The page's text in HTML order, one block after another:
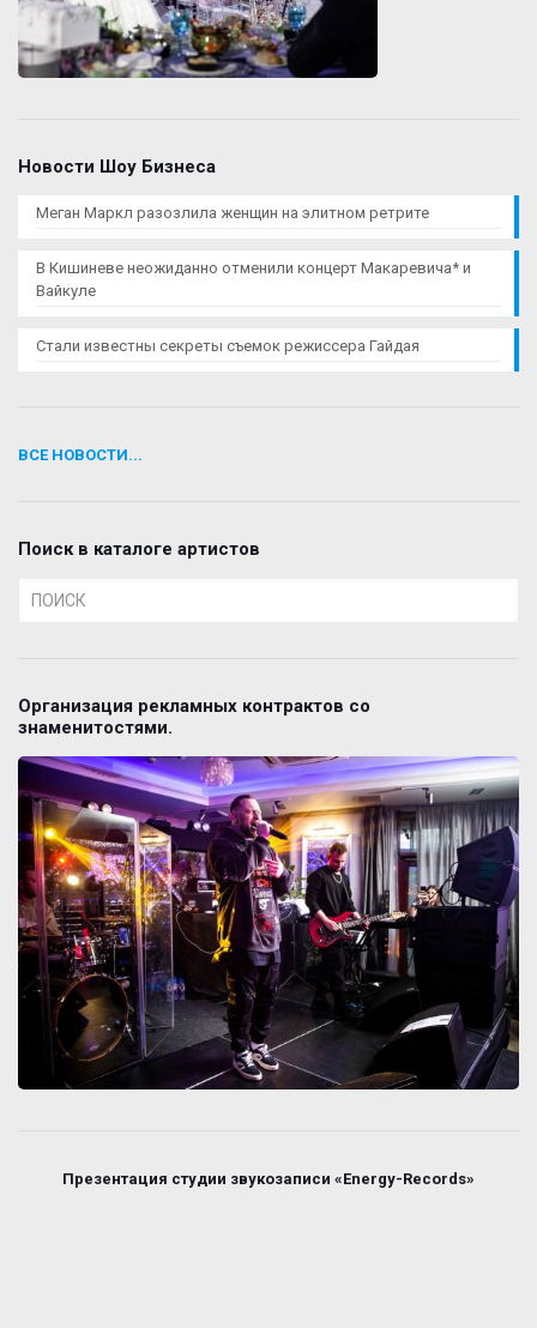
Новости Шоу Бизнеса
Меган Маркл разозлила женщин на элитном ретрите
В Кишиневе неожиданно отменили концерт Макаревича* и
Вайкуле
Стали известны секреты съемок режиссера Гайдая
ВСЕ НОВОСТИ...
Поиск в каталоге артистов
Организация рекламных контрактов со
знаменитостями.
Презентация студии звукозаписи «Energy-Records»